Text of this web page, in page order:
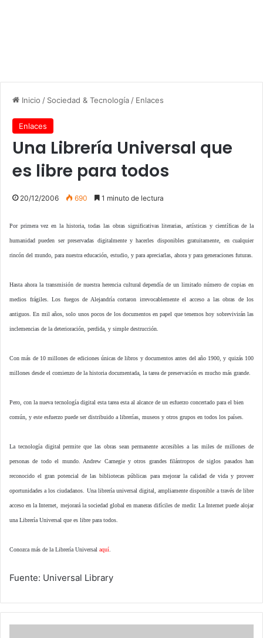
Inicio / Sociedad & Tecnología / Enlaces
Enlaces
Una Librería Universal que
es libre para todos
20/12/2006 690 1 minuto de lectura
Por primera vez en la historia, todas las obras significativas literarias, artísticas y científicas de la
humanidad pueden ser preservadas digitalmente y hacerles disponibles gratuitamente, en cualquier
rincón del mundo, para nuestra educación, estudio, y para apreciarlas, ahora y para generaciones futuras.
Hasta ahora la transmisión de nuestra herencia cultural dependía de un limitado número de copias en
medios frágiles. Los fuegos de Alejandría cortaron irrevocablemente el acceso a las obras de los
antiguos. En mil años, solo unos pocos de los documentos en papel que tenemos hoy sobrevivirán las
inclemencias de la deterioración, perdida, y simple destrucción.
Con más de 10 millones de ediciones únicas de libros y documentos antes del año 1900, y quizás 100
millones desde el comienzo de la historia documentada, la tarea de preservación es mucho más grande.
Pero, con la nueva tecnología digital esta tarea esta al alcance de un esfuerzo concertado para el bien
común, y este esfuerzo puede ser distribuido a librerías, museos y otros grupos en todos los países.
La tecnología digital permite que las obras sean permanente accesibles a las miles de millones de
personas de todo el mundo. Andrew Carnegie y otros grandes filántropos de siglos pasados han
reconocido el gran potencial de las bibliotecas públicas para mejorar la calidad de vida y proveer
oportunidades a los ciudadanos. Una librería universal digital, ampliamente disponible a través de libre
acceso en la Internet, mejorará la sociedad global en maneras difíciles de medir. La Internet puede alojar
una Librería Universal que es libre para todos.
Conozca más de la Librería Universal aquí
Fuente: Universal Library